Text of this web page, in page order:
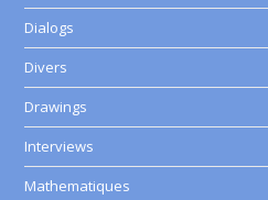
Dialogs
Divers
Drawings
Interviews
Mathematiques